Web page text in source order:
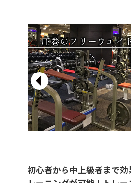
初心者から中上級者まで効